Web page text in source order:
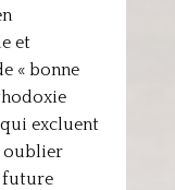
et
« bonne
excluent
oublier
future